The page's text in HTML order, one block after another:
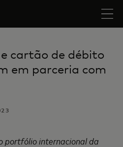
cartão de débito
em parceria com
portfólio internacional da